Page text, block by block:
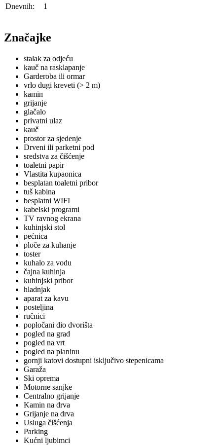
Dnevnih:
1
Značajke
stalak za odjeću
kauč na rasklapanje
Garderoba ili ormar
vrlo dugi kreveti (> 2 m)
kamin
grijanje
glačalo
privatni ulaz
kauč
prostor za sjedenje
Drveni ili parketni pod
sredstva za čišćenje
toaletni papir
Vlastita kupaonica
besplatan toaletni pribor
tuš kabina
besplatni WIFI
kabelski programi
TV ravnog ekrana
kuhinjski stol
pećnica
ploče za kuhanje
toster
kuhalo za vodu
čajna kuhinja
kuhinjski pribor
hladnjak
aparat za kavu
posteljina
ručnici
popločani dio dvorišta
pogled na grad
pogled na vrt
pogled na planinu
gornji katovi dostupni isključivo stepenicama
Garaža
Ski oprema
Motorne sanjke
Centralno grijanje
Kamin na drva
Grijanje na drva
Usluga čišćenja
Parking
Kućni ljubimci